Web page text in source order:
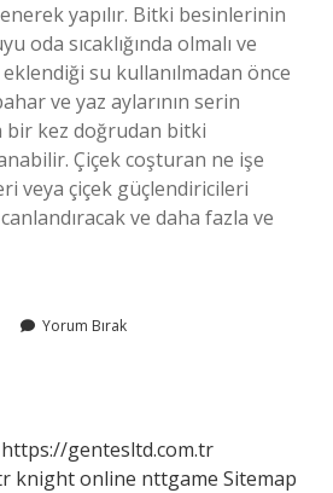
yapılır. Bitki besinlerinin
oda sıcaklığında olmalı ve
su kullanılmadan önce
ve yaz aylarının serin
kez doğrudan bitki
Çiçek coşturan ne işe
veya çiçek güçlendiricileri
ve daha fazla ve
Yorum Bırak
https://gentesltd.com.tr
knight online nttgame Sitemap